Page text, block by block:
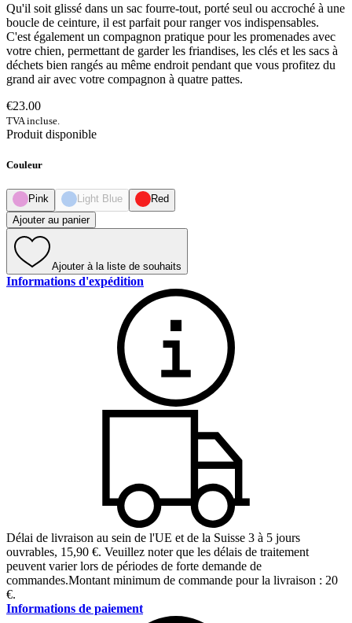
Qu'il soit glissé dans un sac fourre-tout, porté seul ou accroché à une
boucle de ceinture, il est parfait pour ranger vos indispensables.
C'est également un compagnon pratique pour les promenades avec
votre chien, permettant de garder les friandises, les clés et les sacs à
déchets bien rangés au même endroit pendant que vous profitez du
grand air avec votre compagnon à quatre pattes.
€23.00
TVA incluse.
Produit disponible
Couleur
Pink Light Blue
Red
Ajouter au panier
Ajouter à la liste de souhaits
Informations d'expédition
Délai de livraison au sein de l'UE et de la Suisse 3 à 5 jours
ouvrables, 15,90 €. Veuillez noter que les délais de traitement
peuvent varier lors de périodes de forte demande de
commandes.Montant minimum de commande pour la livraison : 20
€.
Informations de paiement